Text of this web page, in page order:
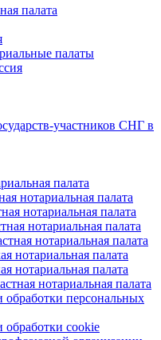
палата
палаты
участников СНГ в
палата
нотариальная палата
нотариальная палата
нотариальная палата
нотариальная палата
нотариальная палата
нотариальная палата
нотариальная палата
персональных
cookie